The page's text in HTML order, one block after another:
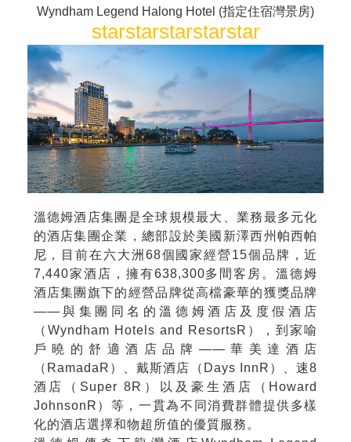
Wyndham Legend Halong Hotel (指定住宿灣景房)
starstarstarstarstar
溫德姆酒店集團是全球規模最大、業務最多元化
的酒店集團企業，總部設於美國新澤西州帕西帕
尼，目前在六大洲68個國家經營15個品牌，近
7,440家酒店，擁有638,300多間客房。溫德姆
酒店集團旗下的經營品牌從高檔豪華的獲獎品牌
——與集團同名的溫德姆酒店及度假酒店
（Wyndham Hotels and ResortsR），到家喻
戶曉的舒適酒店品牌——華美達酒店
（RamadaR）、戴斯酒店（Days InnR）、速8
酒店（Super 8R）以及豪生酒店（Howard
JohnsonR）等，一貫為不同消費群體提供多樣
化的酒店選擇和物超所值的優質服務。